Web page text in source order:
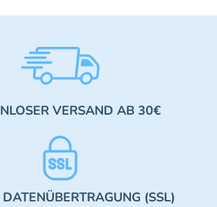
VERSAND AB 30€
DATENÜBERTRAGUNG (SSL)